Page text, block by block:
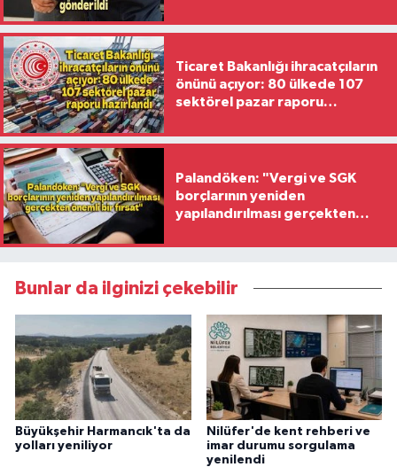
Ticaret Bakanlığı ihracatçıların
önünü açıyor: 80 ülkede 107
sektörel pazar raporu
Palandöken: "Vergi ve SGK
borçlarının yeniden
yapılandırılması gerçekten
Bunlar da ilginizi çekebilir
Büyükşehir Harmancık'ta da
yolları yeniliyor
Nilüfer'de kent rehberi ve
imar durumu sorgulama
yenilendi